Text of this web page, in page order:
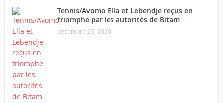
Tennis/Avomo Ella et Lebendje reçus en
triomphe par les autorités de Bitam
décembre 25, 2020